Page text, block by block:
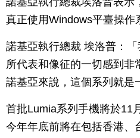
真正使用Windows平臺操作
諾基亞執行總裁 埃洛普：
所代表和像征的一切感到非
諾基亞來說，這個系列就是
首批Lumia系列手機將於11
今年年底前將在包括香港、